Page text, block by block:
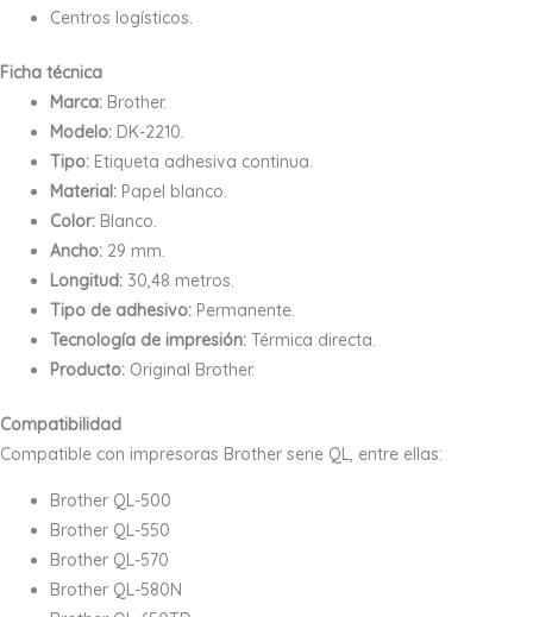
Centros logísticos.
Ficha técnica
Marca: Brother.
Modelo: DK-2210.
Tipo: Etiqueta adhesiva continua.
Material: Papel blanco.
Color: Blanco.
Ancho: 29 mm.
Longitud: 30,48 metros.
Tipo de adhesivo: Permanente.
Tecnología de impresión: Térmica directa.
Producto: Original Brother.
Compatibilidad
Compatible con impresoras Brother serie QL, entre ellas:
Brother QL-500
Brother QL-550
Brother QL-570
Brother QL-580N